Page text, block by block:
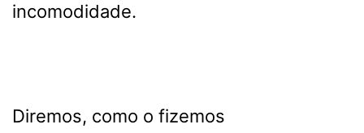
incomodidade.
Diremos, como o fizemos